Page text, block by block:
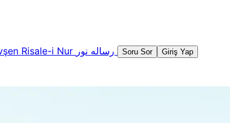
Risale-i Nur Soru Sor Giriş Yap